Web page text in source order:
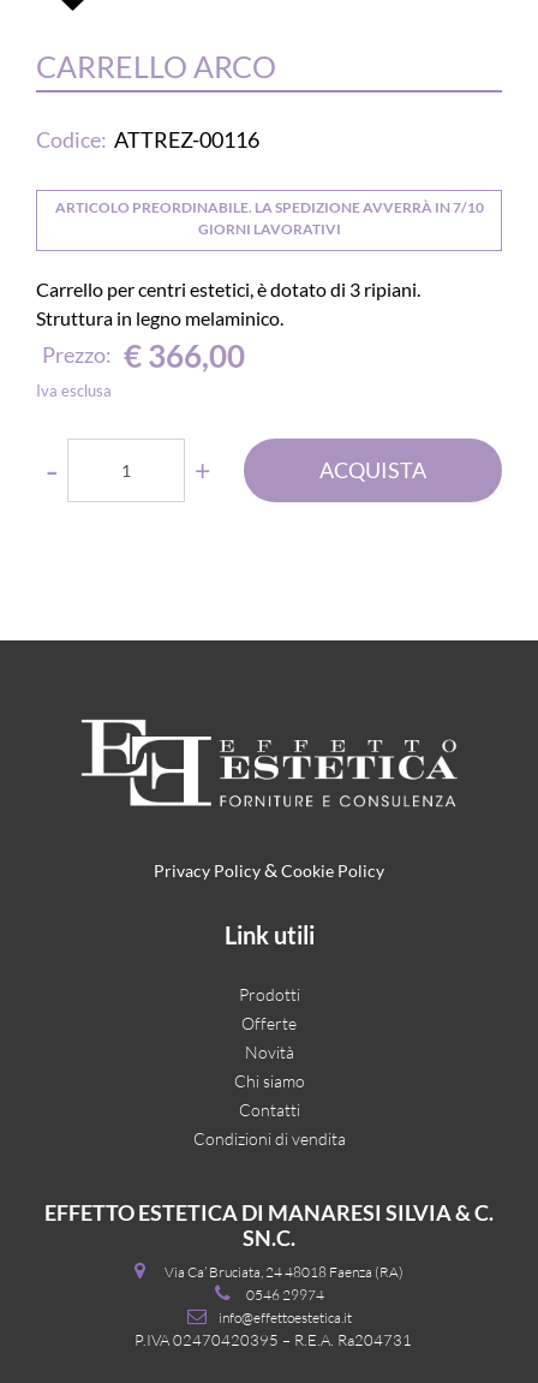
CARRELLO ARCO
Codice: ATTREZ-00116
ARTICOLO PREORDINABILE. LA SPEDIZIONE AVVERRÀ IN 7/10
GIORNI LAVORATIVI
Carrello per centri estetici, è dotato di 3 ripiani.
Struttura in legno melaminico.
Prezzo: € 366,00
Iva esclusa
Quantità
ACQUISTA
Privacy Policy& Cookie Policy
Link utili
Prodotti
Offerte
Novità
Chi siamo
Contatti
Condizioni di vendita
EFFETTO ESTETICA DI MANARESI SILVIA & C.
SN.C.
Via Ca’ Bruciata, 24 48018 Faenza (RA)
0546 29974
info@effettoestetica.it
P.IVA 02470420395 – R.E.A. Ra204731